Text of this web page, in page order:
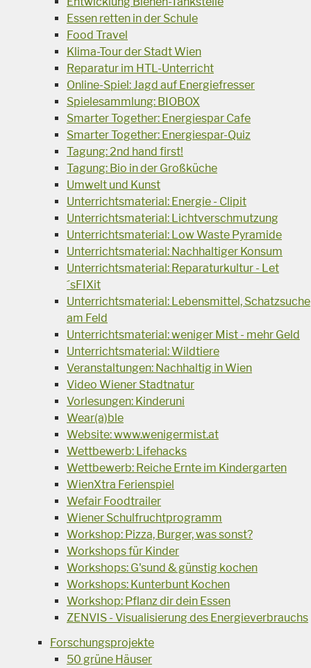
Essen retten in der Schule
Food Travel
Klima-Tour der Stadt Wien
Reparatur im HTL-Unterricht
Online-Spiel: Jagd auf Energiefresser
Spielesammlung: BIOBOX
Smarter Together: Energiespar Cafe
Smarter Together: Energiespar-Quiz
Tagung: 2nd hand first!
Tagung: Bio in der Großküche
Umwelt und Kunst
Unterrichtsmaterial: Energie - Clipit
Unterrichtsmaterial: Lichtverschmutzung
Unterrichtsmaterial: Low Waste Pyramide
Unterrichtsmaterial: Nachhaltiger Konsum
Unterrichtsmaterial: Reparaturkultur - Let
´sFIXit
Unterrichtsmaterial: Lebensmittel, Schatzsuche
am Feld
Unterrichtsmaterial: weniger Mist - mehr Geld
Unterrichtsmaterial: Wildtiere
Veranstaltungen: Nachhaltig in Wien
Video Wiener Stadtnatur
Vorlesungen: Kinderuni
Wear(a)ble
Website: www.wenigermist.at
Wettbewerb: Lifehacks
Wettbewerb: Reiche Ernte im Kindergarten
WienXtra Ferienspiel
Wefair Foodtrailer
Wiener Schulfruchtprogramm
Workshop: Pizza, Burger, was sonst?
Workshops für Kinder
Workshops: G'sund & günstig kochen
Workshops: Kunterbunt Kochen
Workshop: Pflanz dir dein Essen
ZENVIS - Visualisierung des Energieverbrauchs
Forschungsprojekte
50 grüne Häuser